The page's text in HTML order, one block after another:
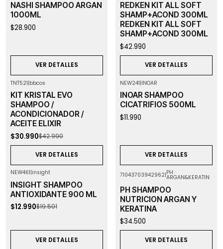
NASHI SHAMPOO ARGAN
1000ML
$28.900
VER DETALLES
REDKEN KIT ALL SOFT
SHAMP+ACOND 300ML
REDKEN KIT ALL SOFT
SHAMP+ACOND 300ML
$42.990
VER DETALLES
Agotado
TNT521|bbcos
KIT KRISTAL EVO
SHAMPOO /
ACONDICIONADOR /
ACEITE ELIXIR
$30.990$42.990
VER DETALLES
NEW241|INOAR
INOAR SHAMPOO
CICATRIFIOS 500ML
$11.990
VER DETALLES
Agotado
NEW461|insight
INSIGHT SHAMPOO
ANTIOXIDANTE 900 ML
$12.990$19.501
VER DETALLES
Agotado
71043703942962|PH
ARGAN&KERATIN
PH SHAMPOO
NUTRICION ARGAN Y
KERATINA
$34.500
VER DETALLES